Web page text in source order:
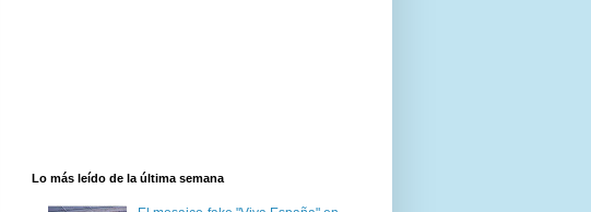
Lo más leído de la última semana